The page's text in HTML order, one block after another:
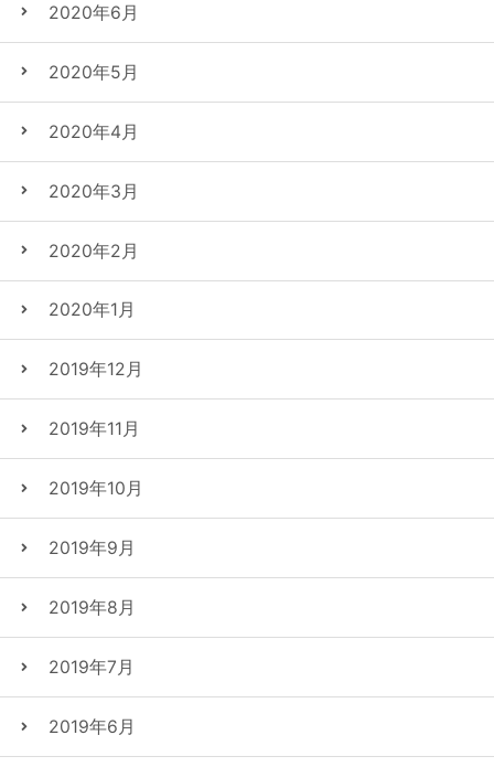
2020年6月
2020年5月
2020年4月
2020年3月
2020年2月
2020年1月
2019年12月
2019年11月
2019年10月
2019年9月
2019年8月
2019年7月
2019年6月